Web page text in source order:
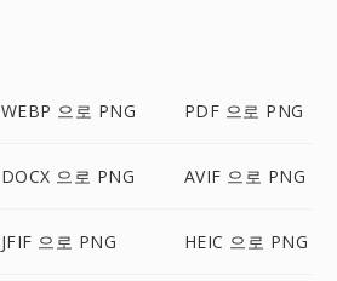
WEBP 으로 PNG PDF 으로 PNG
DOCX 으로 PNG AVIF 으로 PNG
JFIF 으로 PNG HEIC 으로 PNG